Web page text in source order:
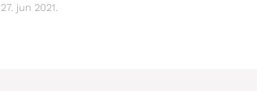
jun 2021.